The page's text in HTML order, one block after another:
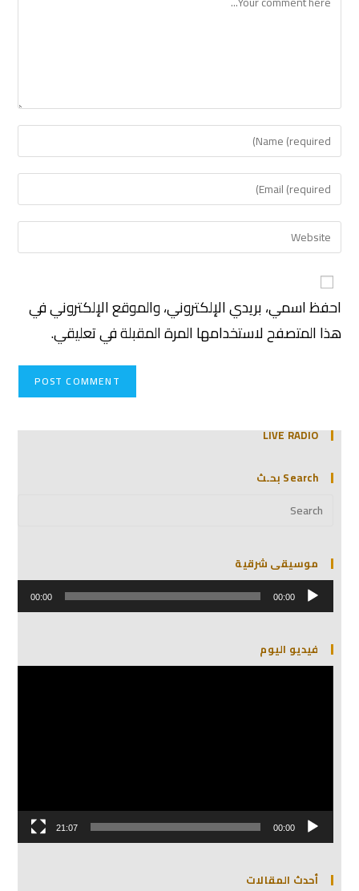
احفظ اسمي، بريدي الإلكتروني، والموقع الإلكتروني في
هذا المتصفح لاستخدامها المرة المقبلة في تعليقي.
LIVE RADIO
Search بحـث
موسيقى شرقية
مشغل
الصوت 00:00
00:00
فيديو اليوم
مشغل
00:00
21:07
أحدث المقالات